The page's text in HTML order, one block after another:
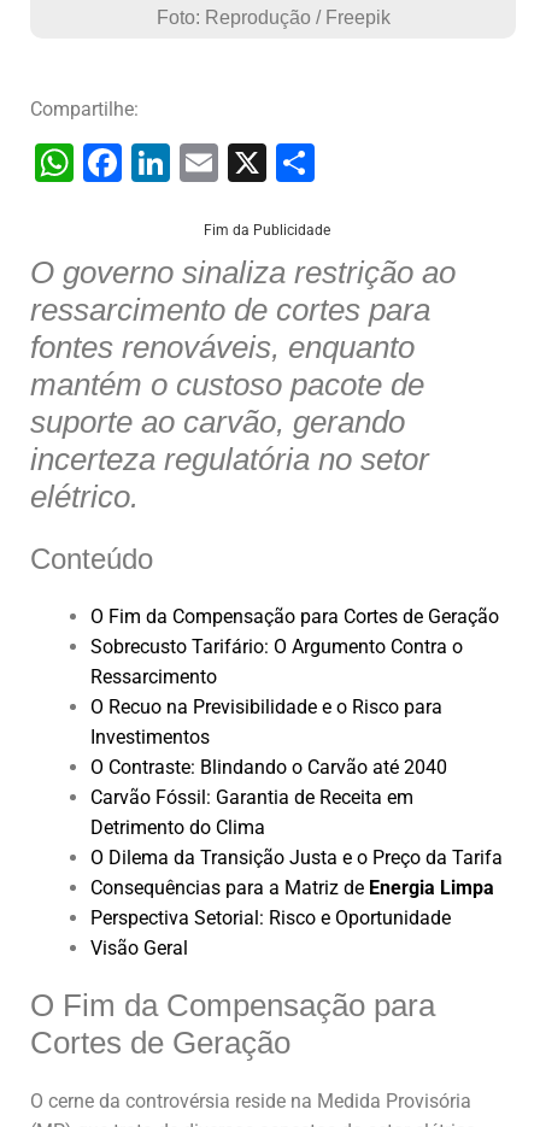
Foto: Reprodução / Freepik
Compartilhe:
W
s
A
p
p
F
e
b
o
o
k
Li
e
dI
n
E
ai
l
X
ar
e
Fim da Publicidade
O governo sinaliza restrição ao
ressarcimento de cortes para
fontes renováveis, enquanto
mantém o custoso pacote de
suporte ao carvão, gerando
incerteza regulatória no setor
elétrico.
Conteúdo
O Fim da Compensação para Cortes de Geração
Sobrecusto Tarifário: O Argumento Contra o
Ressarcimento
O Recuo na Previsibilidade e o Risco para
Investimentos
O Contraste: Blindando o Carvão até 2040
Carvão Fóssil: Garantia de Receita em
Detrimento do Clima
O Dilema da Transição Justa e o Preço da Tarifa
Consequências para a Matriz de Energia Limpa
Perspectiva Setorial: Risco e Oportunidade
Visão Geral
O Fim da Compensação para
Cortes de Geração
O cerne da controvérsia reside na Medida Provisória